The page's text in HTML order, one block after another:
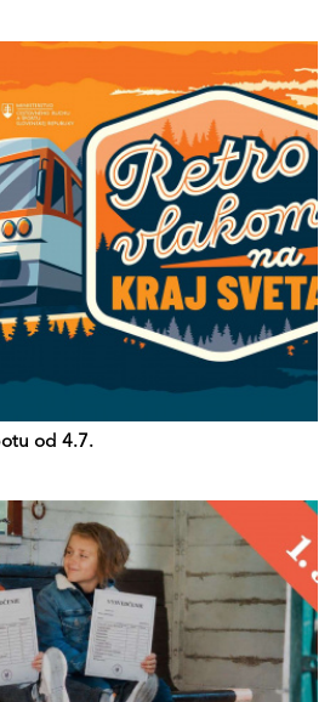
od 4.7.